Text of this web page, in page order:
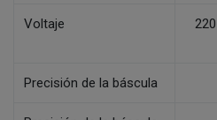
Voltaje
Precisión de la báscula